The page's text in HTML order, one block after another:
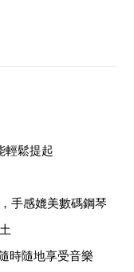
輕鬆提起
手感媲美數碼鋼琴
時隨地享受音樂